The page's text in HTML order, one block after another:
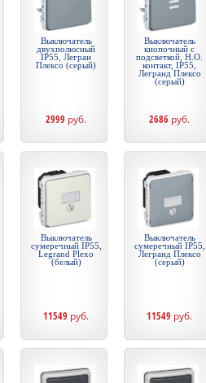
Выключатель
двухполюсный
IP55, Легран
Плексо (серый)
2999 руб.
Выключатель
кнопочный с
подсветкой, Н.О.
контакт, IP55,
Легранд Плексо
(серый)
2686 руб.
Выключатель
сумеречный IP55,
Legrand Plexo
(белый)
11549 руб.
Выключатель
сумеречный IP55,
Легранд Плексо
(серый)
11549 руб.